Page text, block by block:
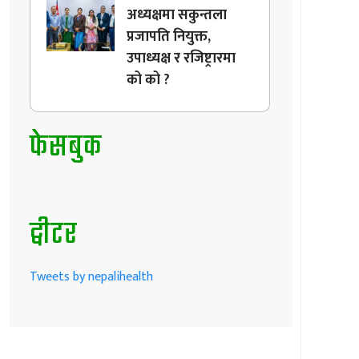
अध्यक्षमा सकुन्तला
प्रजापति नियुक्त,
उपाध्यक्ष र रजिष्ट्रारमा
को को ?
फेसबुक
ट्वीटर
Tweets by nepalihealth